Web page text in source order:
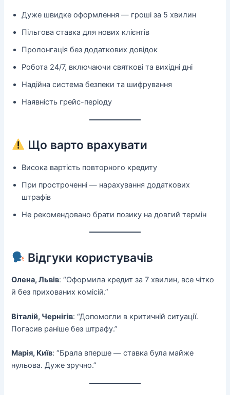
Дуже швидке оформлення — гроші за 5 хвилин
Пільгова ставка для нових клієнтів
Пролонгація без додаткових довідок
Робота 24/7, включаючи святкові та вихідні дні
Надійна система безпеки та шифрування
Наявність грейс-періоду
Що варто врахувати
Висока вартість повторного кредиту
При простроченні — нарахування додаткових
штрафів
Не рекомендовано брати позику на довгий термін
Відгуки користувачів
Олена, Львів: “Оформила кредит за 7 хвилин, все чітко
й без прихованих комісій.”
Віталій, Чернігів: “Допомогли в критичній ситуації.
Погасив раніше без штрафу.”
Марія, Київ: “Брала вперше — ставка була майже
нульова. Дуже зручно.”